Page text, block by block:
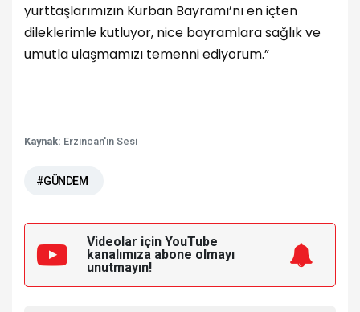
yurttaşlarımızın Kurban Bayramı’nı en içten
dileklerimle kutluyor, nice bayramlara sağlık ve
umutla ulaşmamızı temenni ediyorum.”
Kaynak: Erzincan'ın Sesi
#GÜNDEM
Videolar için YouTube
kanalımıza abone olmayı
unutmayın!